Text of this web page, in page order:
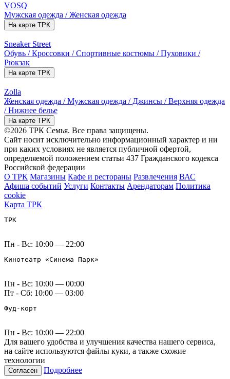
VOSQ
Мужская одежда / Женская одежда
На карте ТРК
Sneaker Street
Обувь / Кроссовки / Спортивные костюмы / Пуховики /
Рюкзак
На карте ТРК
Zolla
Женская одежда / Мужская одежда / Джинсы / Верхняя одежда
/ Нижнее белье
На карте ТРК
©2026 ТРК Семья. Все права защищены.
Сайт носит исключительно информационный характер и ни
при каких условиях не является публичной офертой,
определяемой положением статьи 437 Гражданского кодекса
Российской федерации
О ТРК Магазины Кафе и рестораны Развлечения ВАС
Афиша событий Услуги Контакты Арендаторам Политика
cookie
Карта ТРК
ТРК
Пн - Вс: 10:00 — 22:00
Кинотеатр «Синема Парк»
Пн - Вс: 10:00 — 00:00
Пт - Сб: 10:00 — 03:00
Фуд-корт
Пн - Вс: 10:00 — 22:00
Для вашего удобства и улучшения качества нашего сервиса,
на сайте используются файлы куки, а также схожие
технологии
Согласен Подробнее